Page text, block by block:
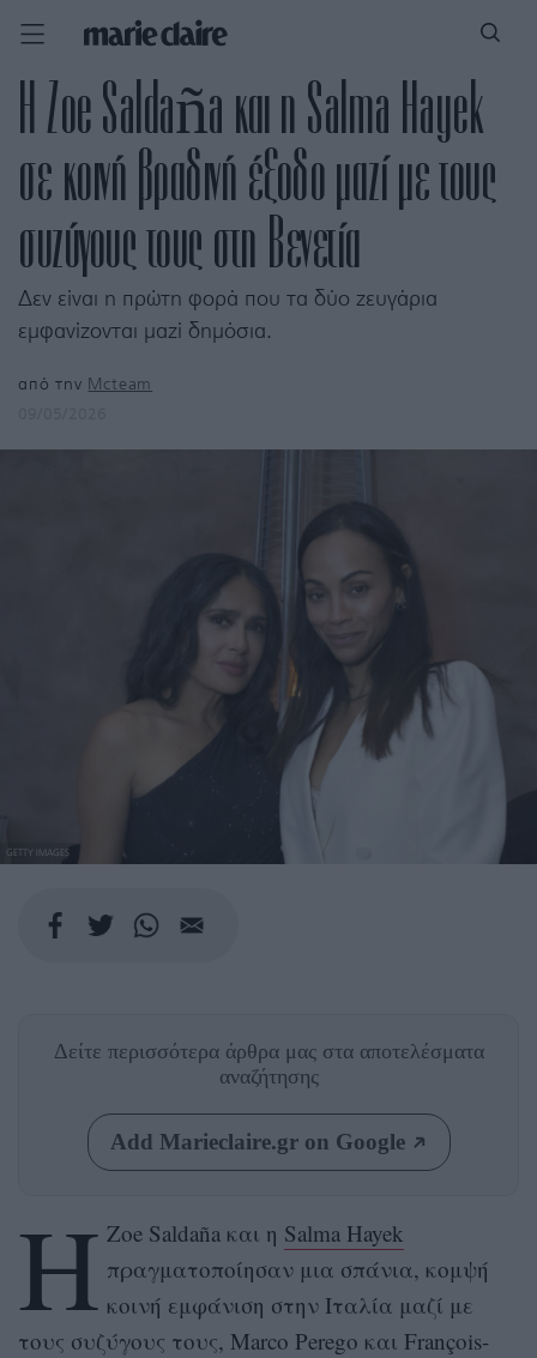
Η Zoe Saldaña και η Salma Hayek
σε κοινή βραδινή έξοδο μαζί με τους
συζύγους τους στη Βενετία
Δεν είναι η πρώτη φορά που τα δύο ζευγάρια
εμφανίζονται μαζί δημόσια.
από την Mcteam
GETTY IMAGES
Δείτε περισσότερα άρθρα μας στα αποτελέσματα
αναζήτησης
Add Marieclaire.gr on Google
Η Zoe Saldaña και η Salma Hayek
πραγματοποίησαν μια σπάνια, κομψή
κοινή εμφάνιση στην Ιταλία μαζί με
τους συζύγους τους, Marco Perego και François-